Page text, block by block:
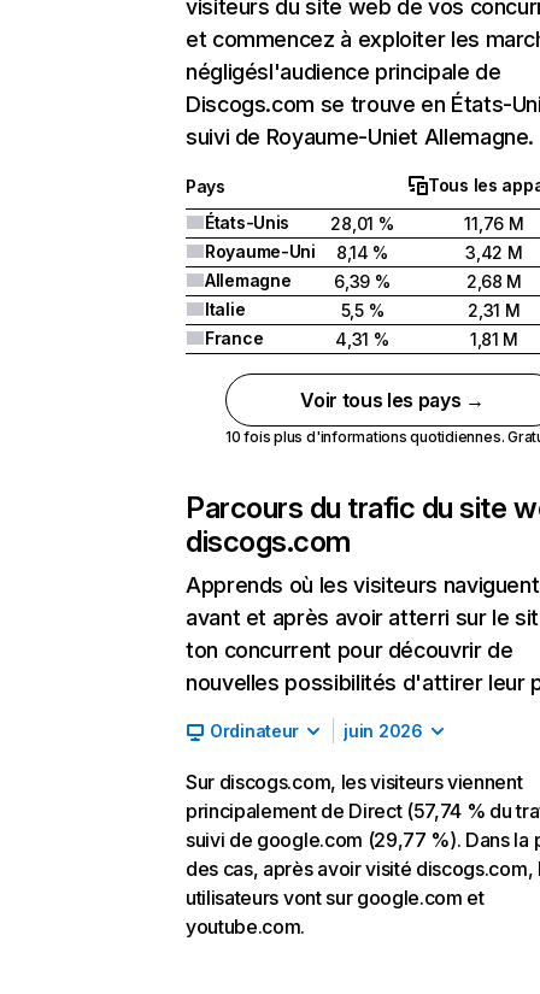
visiteurs du site web de vos
et commencez à exploiter les
négligésl'audience principale de
Discogs.com se trouve en États-
suivi de Royaume-Uniet Allemagne.
Pays
Tous les
États-Unis
28,01 %
11,76 M
Royaume-Uni
8,14 %
3,42 M
Allemagne
6,39 %
2,68 M
Italie
5,5 %
2,31 M
France
4,31 % 1,81 M
Voir tous les pays →
10 fois plus d'informations quotidiennes.
Parcours du trafic du site
discogs.com
Apprends où les visiteurs naviguent
avant et après avoir atterri sur le
ton concurrent pour découvrir de
nouvelles possibilités d'attirer leur
Ordinateur juin 2026
Sur discogs.com, les visiteurs viennent
principalement de Direct (57,74 % du
suivi de google.com (29,77 %). Dans la
des cas, après avoir visité discogs.com,
utilisateurs vont sur google.com et
youtube.com.